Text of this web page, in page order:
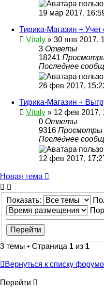
19 мар 2017,
Тирика-Магазин +
Vitaly » 30 янв 2017,
3 Ответы
18241
Последнее
26 фев 2017,
Тирика-Магазин +
Vitaly » 12 фев 2017,
0 Ответы
9316 Просмотры
Последнее
12 фев 2017,
Новая тема
Показать:
3 темы • Страница 1 из 1
Вернуться к списку
Перейти